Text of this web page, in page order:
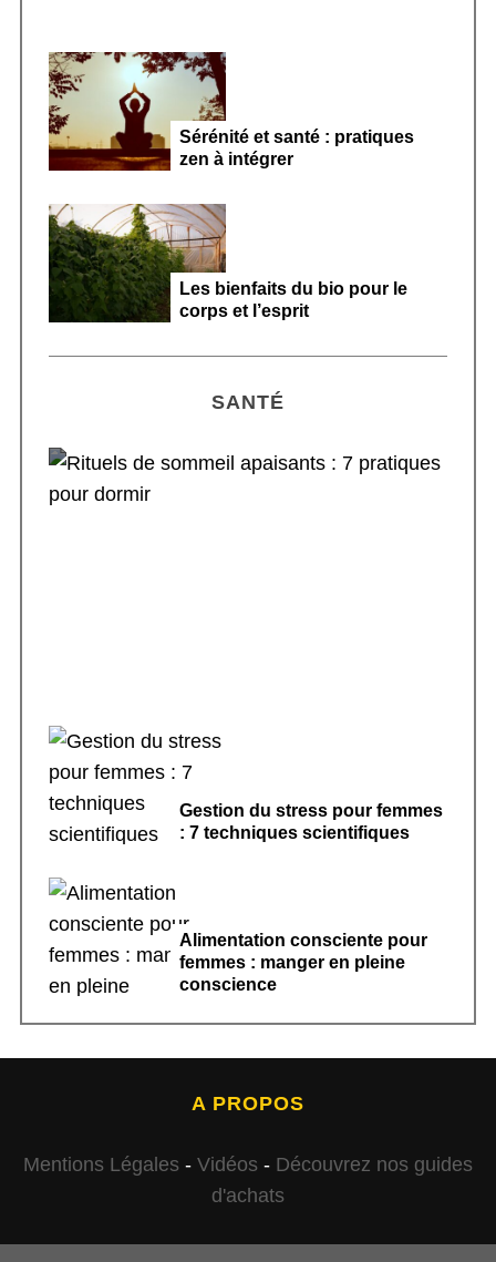
Sérénité et santé : pratiques
zen à intégrer
Les bienfaits du bio pour le
corps et l’esprit
SANTÉ
Gestion du stress pour femmes
: 7 techniques scientifiques
Alimentation consciente pour
femmes : manger en pleine
conscience
A PROPOS
Mentions Légales - Vidéos - Découvrez nos guides
d'achats